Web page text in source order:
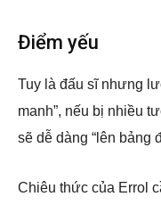
Điểm yếu
Tuy là đấu sĩ nhưng
manh”, nếu bị nhiều
sẽ dễ dàng “lên bảng
Chiêu thức của Errol